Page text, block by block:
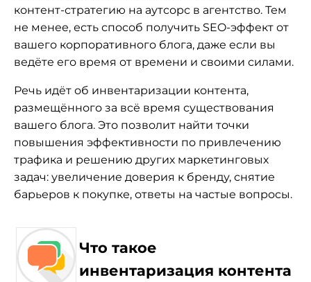
контент-стратегию на аутсорс в агентство. Тем
не менее, есть способ получить SEO-эффект от
вашего корпоративного блога, даже если вы
ведёте его время от времени и своими силами.
Речь идёт об инвентаризации контента,
размещённого за всё время существования
вашего блога. Это позволит найти точки
повышения эффективности по привлечению
трафика и решению других маркетинговых
задач: увеличение доверия к бренду, снятие
барьеров к покупке, ответы на частые вопросы.
Что такое
инвентаризация контента